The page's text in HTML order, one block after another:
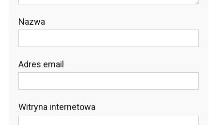
Nazwa
Adres email
Witryna internetowa